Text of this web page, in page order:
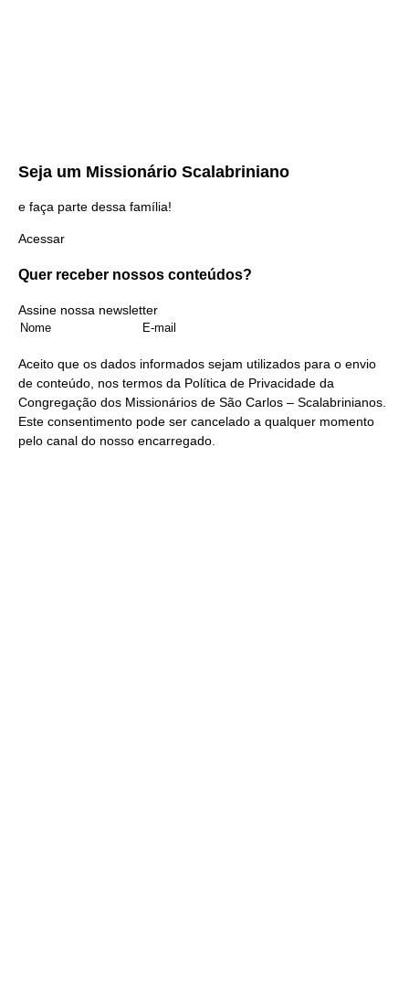
Seja um Missionário Scalabriniano
e faça parte dessa família!
Acessar
Quer receber nossos conteúdos?
Assine nossa newsletter
Aceito que os dados informados sejam utilizados para o envio
de conteúdo, nos termos da Política de Privacidade da
Congregação dos Missionários de São Carlos – Scalabrinianos.
Este consentimento pode ser cancelado a qualquer momento
pelo canal do nosso encarregado